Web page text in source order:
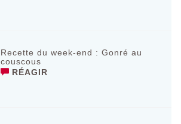
Recette du week-end : Gonré au
couscous
RÉAGIR